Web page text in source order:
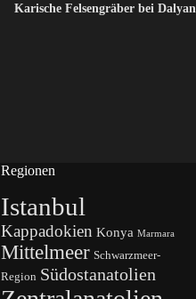
Karische Felsengräber bei Dalyan
Regionen
Istanbul
Kappadokien Konya Marmara
Mittelmeer Schwarzmeer-
Region Südostanatolien